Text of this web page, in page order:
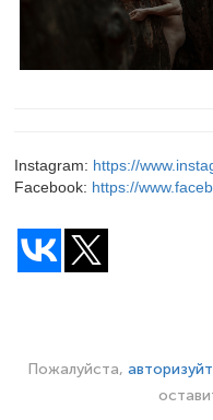
Instagram: https://
Facebook: https://
Пожалуйста,